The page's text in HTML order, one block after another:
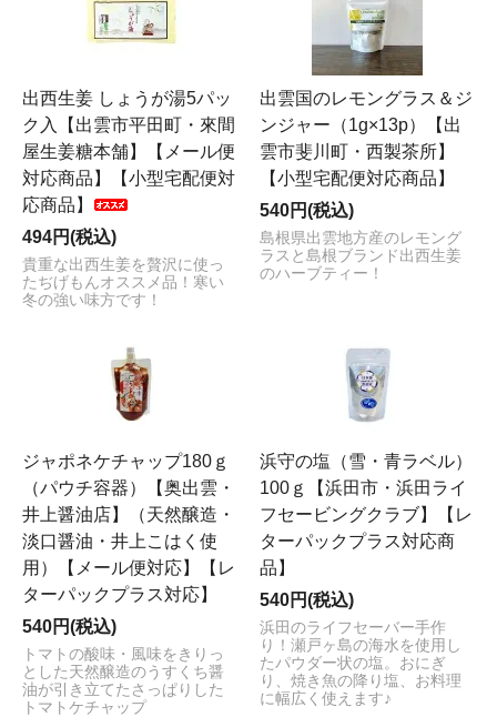
出西生姜 しょうが湯5パッ
ク入【出雲市平田町・來間
屋生姜糖本舗】【メール便
対応商品】【小型宅配便対
応商品】
494円(税込)
貴重な出西生姜を贅沢に使っ
たぢげもんオススメ品！寒い
冬の強い味方です！
出雲国のレモングラス＆ジ
ンジャー（1g×13p）【出
雲市斐川町・西製茶所】
【小型宅配便対応商品】
540円(税込)
島根県出雲地方産のレモング
ラスと島根ブランド出西生姜
のハーブティー！
ジャポネケチャップ180ｇ
（パウチ容器）【奥出雲・
井上醤油店】（天然醸造・
淡口醤油・井上こはく使
用）【メール便対応】【レ
ターパックプラス対応】
540円(税込)
トマトの酸味・風味をきりっ
とした天然醸造のうすくち醤
油が引き立てたさっぱりした
トマトケチャップ
浜守の塩（雪・青ラベル）
100ｇ【浜田市・浜田ライ
フセービングクラブ】【レ
ターパックプラス対応商
品】
540円(税込)
浜田のライフセーバー手作
り！瀬戸ヶ島の海水を使用し
たパウダー状の塩。おにぎ
り、焼き魚の降り塩、お料理
に幅広く使えます♪